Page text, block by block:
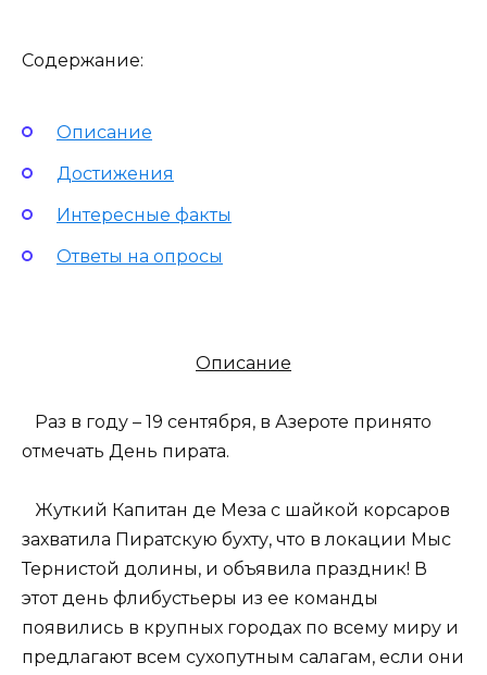
Содержание:
Описание
Достижения
Интересные факты
Ответы на опросы
Описание
Раз в году – 19 сентября, в Азероте принято
отмечать День пирата.
Жуткий Капитан де Меза с шайкой корсаров
захватила Пиратскую бухту, что в локации Мыс
Тернистой долины, и объявила праздник! В
этот день флибустьеры из ее команды
появились в крупных городах по всему миру и
предлагают всем сухопутным салагам, если они